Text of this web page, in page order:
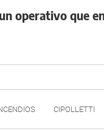
operativo que
CIPOLLETTI